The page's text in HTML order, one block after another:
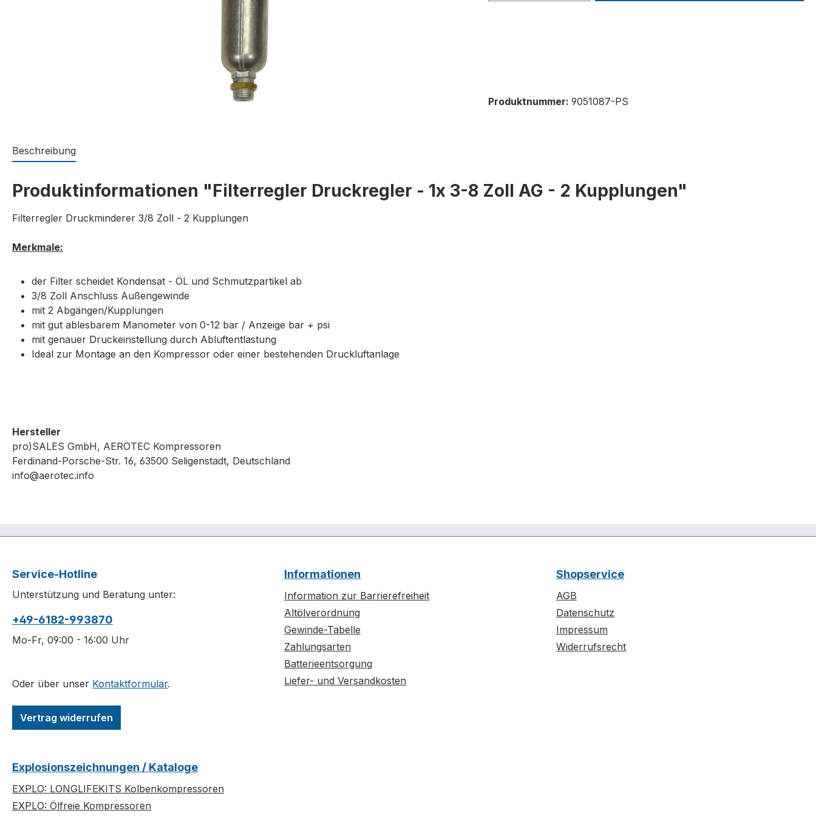
Produktnummer: 9051087-PS
Beschreibung
Produktinformationen "Filterregler Druckregler - 1x 3-8 Zoll AG - 2 Kupplungen"
Filterregler Druckminderer 3/8 Zoll - 2 Kupplungen
Merkmale:
der Filter scheidet Kondensat - ÖL und Schmutzpartikel ab
3/8 Zoll Anschluss Außengewinde
mit 2 Abgängen/Kupplungen
mit gut ablesbarem Manometer von 0-12 bar / Anzeige bar + psi
mit genauer Druckeinstellung durch Abluftentlastung
Ideal zur Montage an den Kompressor oder einer bestehenden Druckluftanlage
Hersteller
pro)SALES GmbH, AEROTEC Kompressoren
Ferdinand-Porsche-Str. 16, 63500 Seligenstadt, Deutschland
info@aerotec.info
Service-Hotline
Unterstützung und Beratung unter:
+49-6182-993870
Mo-Fr, 09:00 - 16:00 Uhr
Oder über unser Kontaktformular.
Vertrag widerrufen
Informationen
Information zur Barrierefreiheit
Altölverordnung
Gewinde-Tabelle
Zahlungsarten
Batterieentsorgung
Liefer- und Versandkosten
Shopservice
AGB
Datenschutz
Impressum
Widerrufsrecht
Explosionszeichnungen / Kataloge
EXPLO: LONGLIFEKITS Kolbenkompressoren
EXPLO: Ölfreie Kompressoren